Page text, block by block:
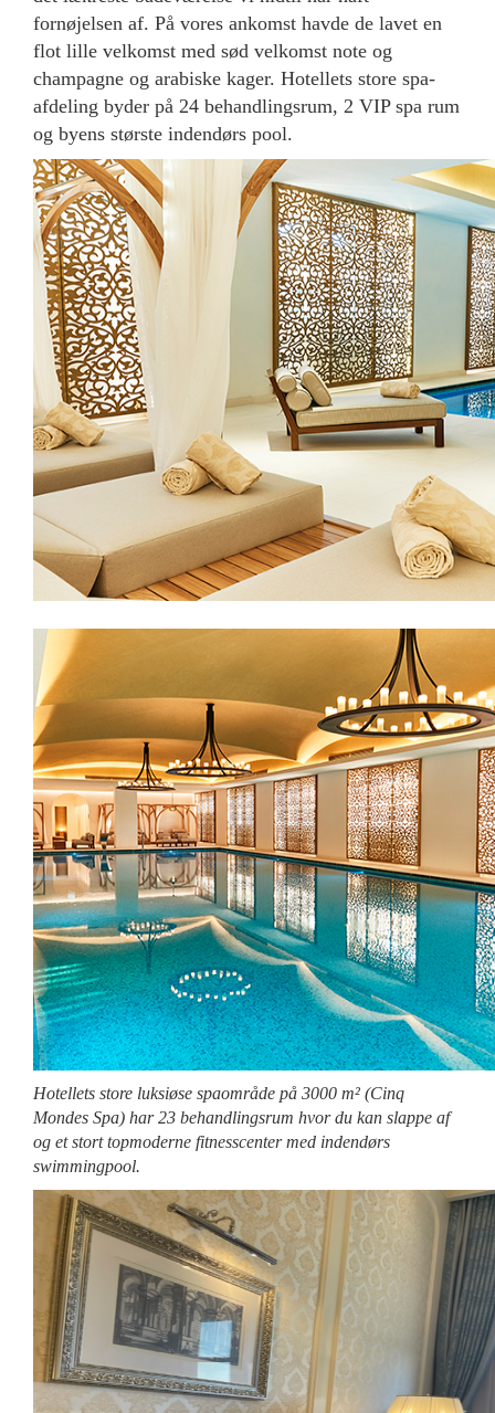
fornøjelsen af. På vores ankomst havde de lavet en
flot lille velkomst med sød velkomst note og
champagne og arabiske kager. Hotellets store spa-
afdeling byder på 24 behandlingsrum, 2 VIP spa rum
og byens største indendørs pool.
Hotellets store luksiøse spaområde på 3000 m² (Cinq
Mondes Spa) har 23 behandlingsrum hvor du kan slappe af
og et stort topmoderne fitnesscenter med indendørs
swimmingpool.